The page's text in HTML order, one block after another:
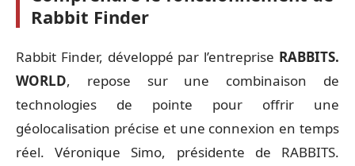
Rabbit Finder
Rabbit Finder, développé par l’entreprise RABBITS.
WORLD, repose sur une combinaison de
technologies de pointe pour offrir une
géolocalisation précise et une connexion en temps
réel. Véronique Simo, présidente de RABBITS.